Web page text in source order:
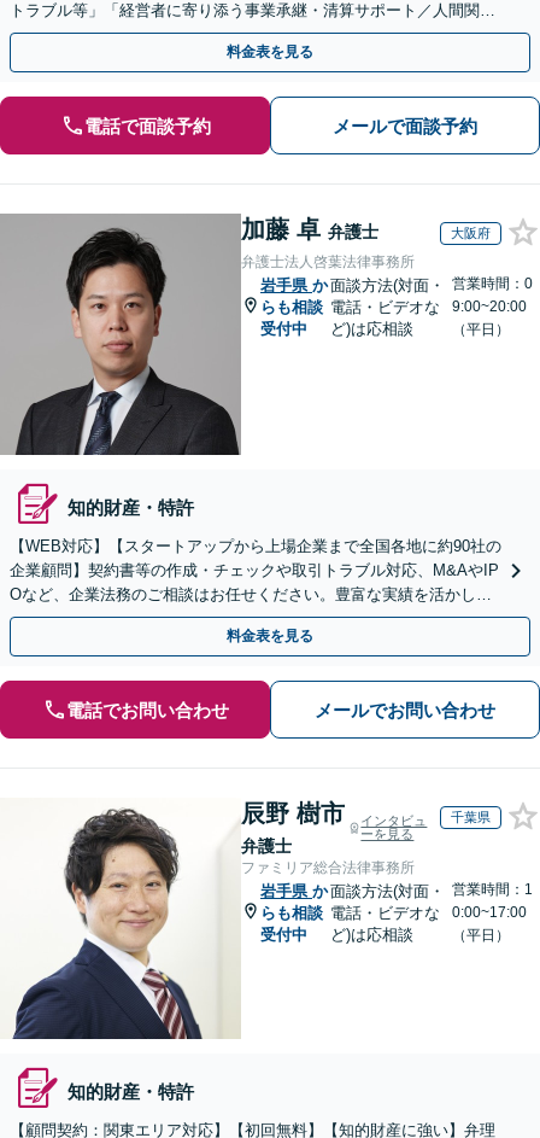
トラブル等」「経営者に寄り添う事業承継・清算サポート／人間関係
を含め総合的アドバイス」顧問契約／WEB面談／夜間相談
料金表を見る
電話で面談予約 メールで面談予約
加藤 卓 弁護士 大阪府
弁護士法人啓葉法律事務所
岩手県 か
らも相談
受付中
面談方法(対面・
電話・ビデオな
ど)は応相談
営業時間：0
9:00~20:00
（平日）
知的財産・特許
【WEB対応】【スタートアップから上場企業まで全国各地に約90社の
企業顧問】契約書等の作成・チェックや取引トラブル対応、M&AやIP
Oなど、企業法務のご相談はお任せください。豊富な実績を活かし的
確に対応を進めてまいります。
料金表を見る
電話でお問い合わせ メールでお問い合わせ
辰野 樹市
弁護士
インタビュ
ーを見る
千葉県
ファミリア総合法律事務所
岩手県 か
らも相談
受付中
面談方法(対面・
電話・ビデオな
ど)は応相談
営業時間：1
0:00~17:00
（平日）
知的財産・特許
【顧問契約：関東エリア対応】【初回無料】【知的財産に強い】弁理